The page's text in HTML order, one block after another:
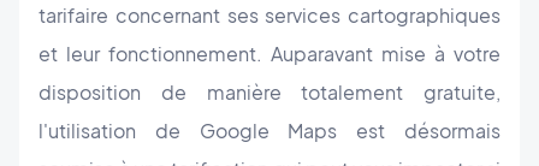
tarifaire concernant ses services cartographiques
et leur fonctionnement. Auparavant mise à votre
disposition de manière totalement gratuite,
l'utilisation de Google Maps est désormais